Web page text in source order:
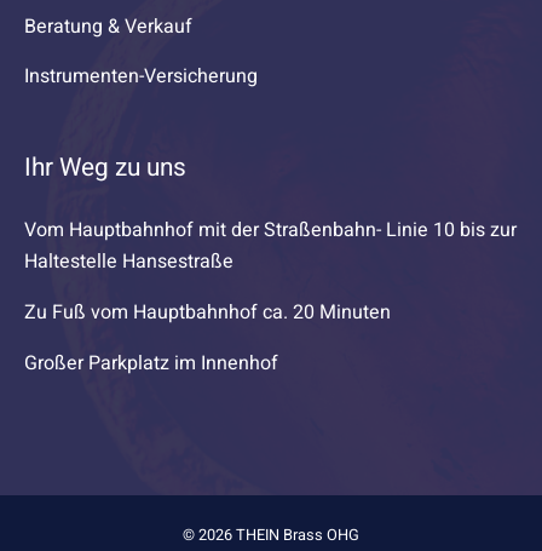
Beratung & Verkauf
Instrumenten-Versicherung
Ihr Weg zu uns
Vom Hauptbahnhof mit der Straßenbahn- Linie 10 bis zur
Haltestelle Hansestraße
Zu Fuß vom Hauptbahnhof ca. 20 Minuten
Großer Parkplatz im Innenhof
© 2026 THEIN Brass OHG